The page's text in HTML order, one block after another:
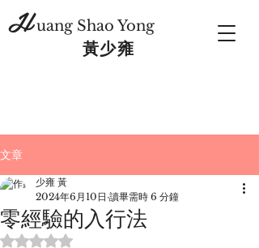
Huang Shao Yong
​黃少雍
文章
零經驗的入行法
少雍 黃
2024年6月10日 讀畢需時 6 分鐘
評等為 NaN（最高為 5 顆星）。